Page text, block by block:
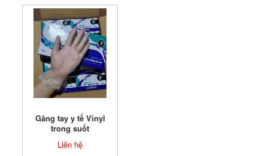
Găng tay y tế Vinyl
trong suốt
Liên hệ